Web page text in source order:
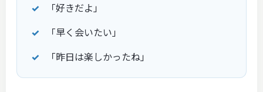
「好きだよ」
「早く会いたい」
「昨日は楽しかったね」